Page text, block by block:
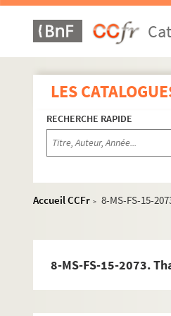
LES
RECHERCHE RAPIDE
Accueil CCFr > 8-MS-FS-15-
8-MS-FS-15-2073.